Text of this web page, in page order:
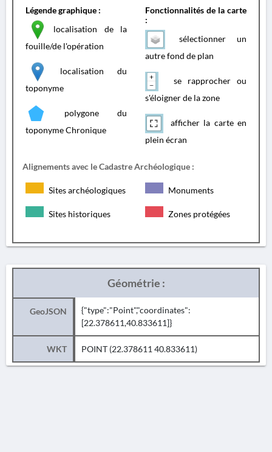
Légende graphique :
localisation de la
fouille/de l'opération
localisation du
toponyme
polygone du
toponyme Chronique
Fonctionnalités de la carte
:
sélectionner un
autre fond de plan
se rapprocher ou
s'éloigner de la zone
afficher la carte en
plein écran
Alignements avec le Cadastre Archéologique :
Sites archéologiques Monuments
Sites historiques Zones protégées
Géométrie :
GeoJSON
{"type":"Point","coordinates":
[22.378611,40.833611]}
WKT POINT (22.378611 40.833611)